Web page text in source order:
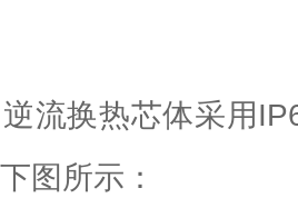
流换热芯体采用
图所示：